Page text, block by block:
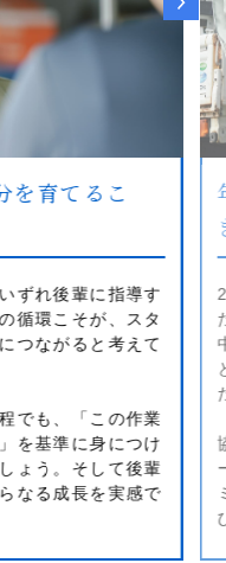
を育てるこ
ずれ後輩に指導す
循環こそが、スタ
つながると考えて
でも、「この作業
を基準に身につけ
ょう。そして後輩
なる成長を実感で